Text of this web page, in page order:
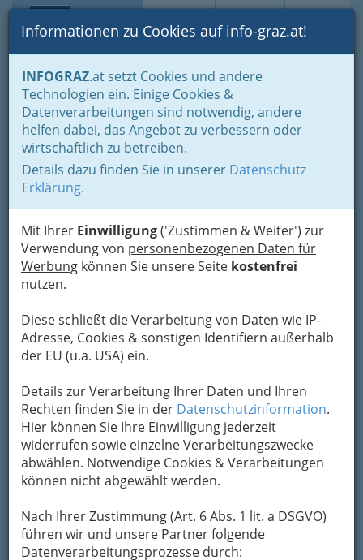
Suche Login Toggle
Informationen zu Cookies auf info-graz.at!
INFOGRAZ.at setzt Cookies und andere
Technologien ein. Einige Cookies &
Datenverarbeitungen sind notwendig, andere
helfen dabei, das Angebot zu verbessern oder
wirtschaftlich zu betreiben.
Details dazu finden Sie in unserer Datenschutz
Erklärung.
Mit Ihrer Einwilligung('Zustimmen & Weiter') zur
Verwendung von personenbezogenen Daten für
Werbung können Sie unsere Seite kostenfrei
nutzen.
Diese schließt die Verarbeitung von Daten wie IP-
Adresse, Cookies & sonstigen Identifiern außerhalb
der EU (u.a. USA) ein.
Details zur Verarbeitung Ihrer Daten und Ihren
Rechten finden Sie in der Datenschutzinformation.
Hier können Sie Ihre Einwilligung jederzeit
widerrufen sowie einzelne Verarbeitungszwecke
abwählen. Notwendige Cookies & Verarbeitungen
können nicht abgewählt werden.
Nach Ihrer Zustimmung (Art. 6 Abs. 1 lit. a DSGVO)
führen wir und unsere Partner folgende
Datenverarbeitungsprozesse durch:
Home Branchen
Gastronomie - regional und international
Gasthöfe (mit Zimmer)
Monika Schreiner Gasthof
Fras
Triester Straße 477, 8055 Graz-Puntigam
+43 316 295 121
+43 316 295 121
Karte
Adresse mit Google Maps anschauen